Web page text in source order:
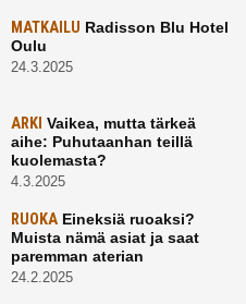
MATKAILU Radisson Blu Hotel
Oulu
24.3.2025
ARKI Vaikea, mutta tärkeä
aihe: Puhutaanhan teillä
kuolemasta?
4.3.2025
RUOKAEineksiä ruoaksi?
Muista nämä asiat ja saat
paremman aterian
24.2.2025